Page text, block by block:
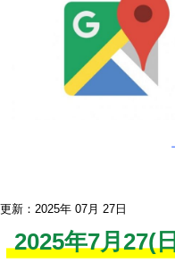
更新：2025年 07月 27日
2025年7月27(